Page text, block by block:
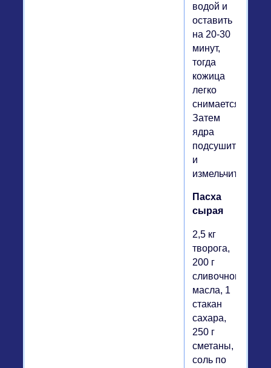
водой и
оставить
на 20-30
минут,
тогда
кожица
легко
снимается.
Затем
ядра
подсушить
и
измельчить.
Пасха
сырая
2,5 кг
творога,
200 г
сливочного
масла, 1
стакан
сахара,
250 г
сметаны,
соль по